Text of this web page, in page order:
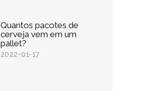
Quantos pacotes de
cerveja vem em um
pallet?
2022-01-17